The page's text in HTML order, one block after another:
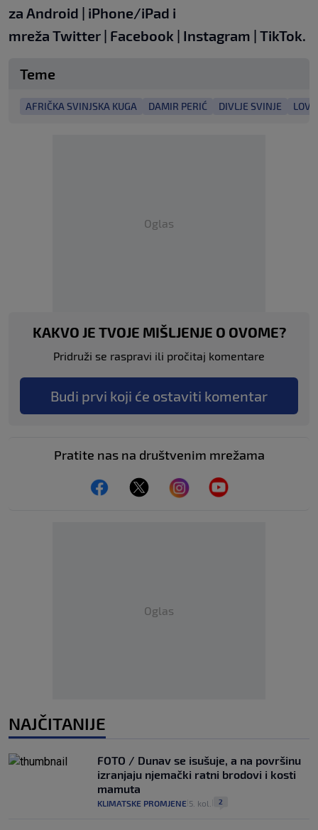
za Android | iPhone/iPad i
mreža Twitter | Facebook | Instagram | TikTok.
Teme
AFRIČKA SVINJSKA KUGA DAMIR PERIĆ DIVLJE SVINJE
Oglas
KAKVO JE TVOJE MIŠLJENJE O OVOME?
Pridruži se raspravi ili pročitaj komentare
Budi prvi koji će ostaviti komentar
Pratite nas na društvenim mrežama
Oglas
NAJČITANIJE
FOTO / Dunav se isušuje, a na površinu
izranjaju njemački ratni brodovi i kosti
mamuta
KLIMATSKE PROMJENE 5. kol. 2